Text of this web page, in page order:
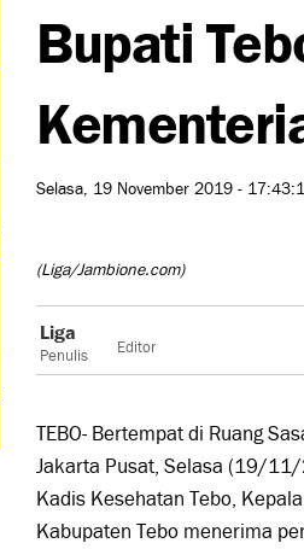
Bupati
Selasa, 19 November 2019 -
(Liga/Jambione.com)
Liga
Penulis Editor
TEBO- Bertempat di Ruang
Jakarta Pusat, Selasa (19/11/
Kadis Kesehatan Tebo,
Kabupaten Tebo menerima